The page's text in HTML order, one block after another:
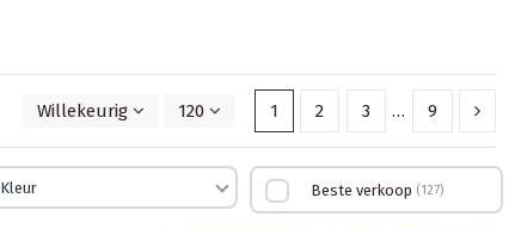
Willekeurig 120 1 2 3 … 9
Kleur Beste verkoop 127